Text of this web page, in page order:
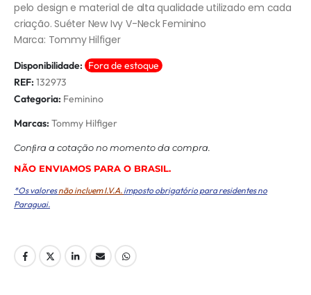
pelo design e material de alta qualidade utilizado em cada
criação. Suéter New Ivy V-Neck Feminino
Marca: Tommy Hilfiger
Disponibilidade: Fora de estoque
REF: 132973
Categoria: Feminino
Marcas: Tommy Hilfiger
Conﬁra a cotação no momento da compra.
NÃO ENVIAMOS PARA O BRASIL.
*Os valoresnão incluem I.V.A. imposto obrigatório para residentes no
Paraguai.